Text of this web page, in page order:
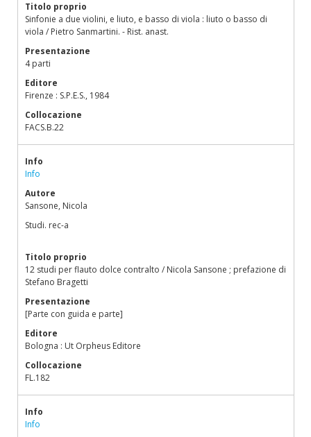
Titolo proprio
Sinfonie a due violini, e liuto, e basso di viola : liuto o basso di
viola / Pietro Sanmartini. - Rist. anast.
Presentazione
4 parti
Editore
Firenze : S.P.E.S., 1984
Collocazione
FACS.B.22
Info
Info
Autore
Sansone, Nicola
Studi. rec-a
Titolo proprio
12 studi per flauto dolce contralto / Nicola Sansone ; prefazione di
Stefano Bragetti
Presentazione
[Parte con guida e parte]
Editore
Bologna : Ut Orpheus Editore
Collocazione
FL.182
Info
Info